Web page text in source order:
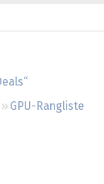
GPU-Rangliste